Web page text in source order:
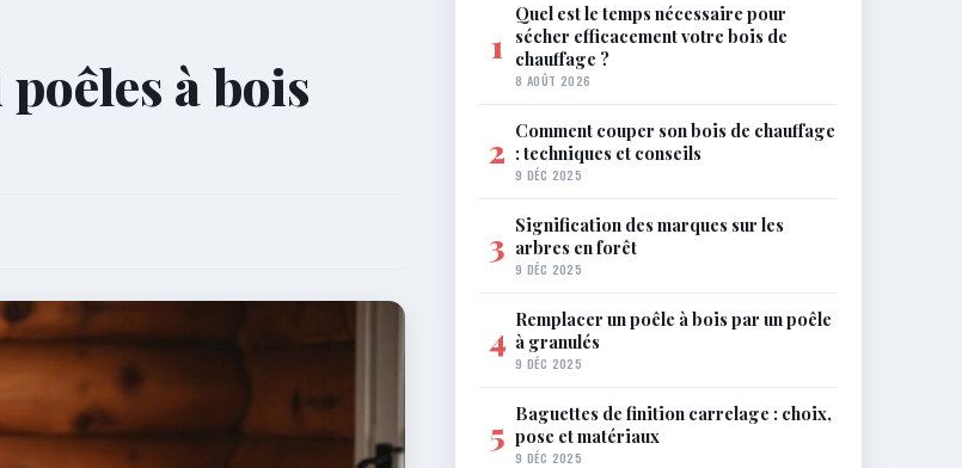
à bois
1
Quel est le temps nécessaire pour
sécher efficacement votre bois de
chauffage ?
8 AOÛT 2026
2 Comment couper son bois de chauffage
: techniques et conseils
9 DÉC 2025
3 Signification des marques sur les
arbres en forêt
9 DÉC 2025
4 Remplacer un poêle à bois par un poêle
à granulés
9 DÉC 2025
5 Baguettes de finition carrelage : choix,
pose et matériaux
9 DÉC 2025